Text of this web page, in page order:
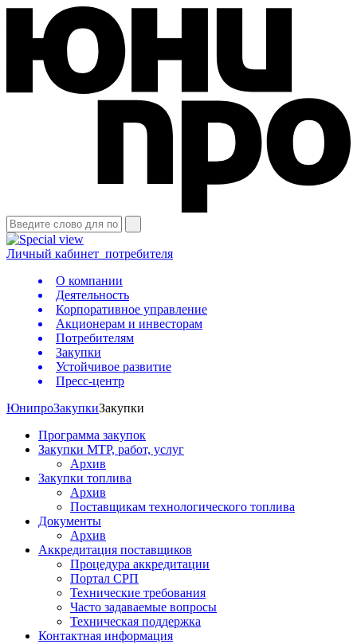
Личный кабинет потребителя
О компании
Деятельность
Корпоративное управление
Акционерам и инвесторам
Потребителям
Закупки
Устойчивое развитие
Пресс-центр
ЮнипроЗакупкиЗакупки
Программа закупок
Закупки МТР, работ, услуг
Архив
Закупки топлива
Архив
Поставщикам технологического топлива
Документы
Архив
Аккредитация поставщиков
Процедура аккредитации
Портал СРП
Технические требования
Часто задаваемые вопросы
Техническая поддержка
Контактная информация